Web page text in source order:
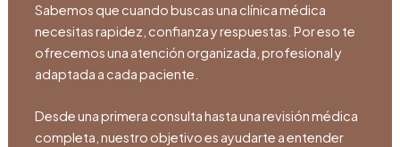
Sabemos que cuando buscas una clínica médica
necesitas rapidez, confianza y respuestas. Por eso te
ofrecemos una atención organizada, profesional y
adaptada a cada paciente.
Desde una primera consulta hasta una revisión médica
completa, nuestro objetivo es ayudarte a entender